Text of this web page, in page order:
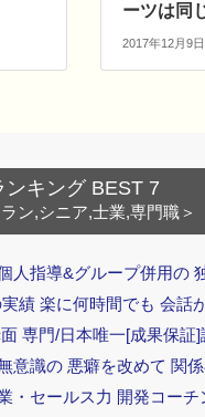
ーツは同
2017年12月9日
キング BEST 7
ン,シニア,士業,専門職＞
人指導&グループ併用の
績 楽に何時間でも 会話
専門/日本唯一[成果保証]
意識の 悪癖を改めて 関
・セールス力 開発コーチ